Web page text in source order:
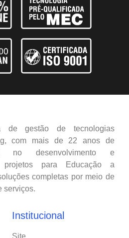
de gestão de tecnologias
com mais de 22 anos de
no desenvolvimento e
projetos para Educação a
completas por meio de
serviços.
Institucional
Site